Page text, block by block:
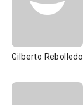
Gilberto Rebolledo